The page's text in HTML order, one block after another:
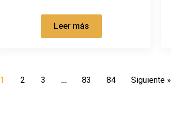
Leer más
1 2 3 … 83 84 Siguiente »